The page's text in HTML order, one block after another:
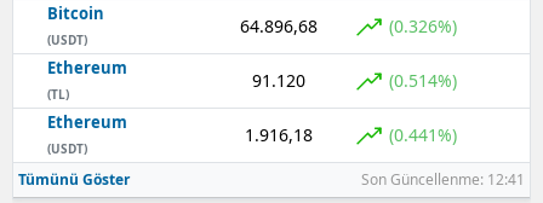
Bitcoin
(USDT)
64.896,68 (0.326%)
Ethereum
(TL)
91.120 (0.514%)
Ethereum
(USDT)
1.916,18 (0.441%)
Tümünü Göster Son Güncellenme: 12:41